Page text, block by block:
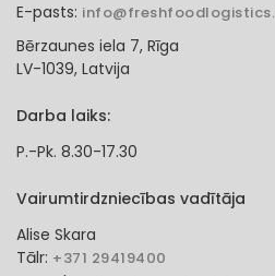
E-pasts:
Bērzaunes iela 7, Rīga
LV-1039, Latvija
Darba laiks:
P.-Pk. 8.30-17.30
Vairumtirdzniecības vadītāja
Alise Skara
Tālr: +371 29419400